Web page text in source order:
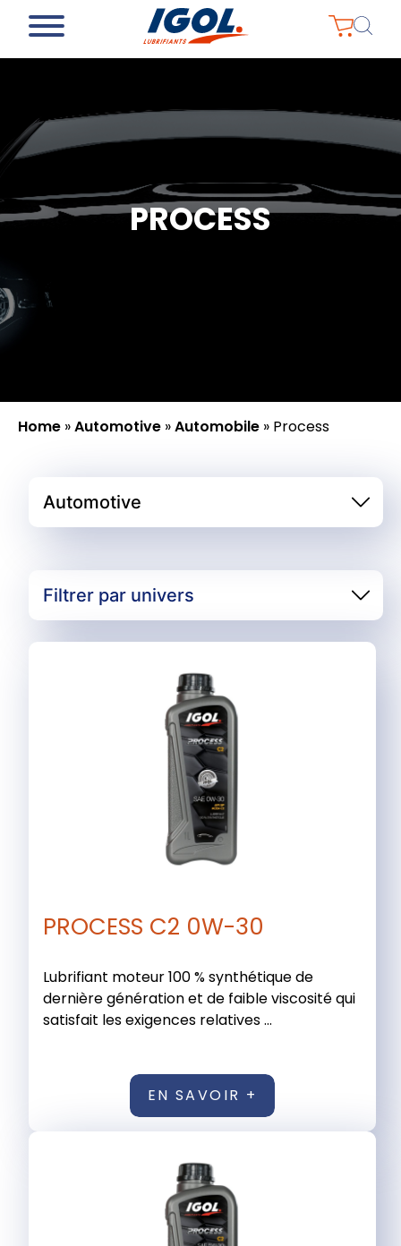
PROCESS
Home »Automotive »Automobile » Process
PROCESS C2 0W-30
Lubrifiant moteur 100 % synthétique de
dernière génération et de faible viscosité qui
satisfait les exigences relatives ...
EN SAVOIR +